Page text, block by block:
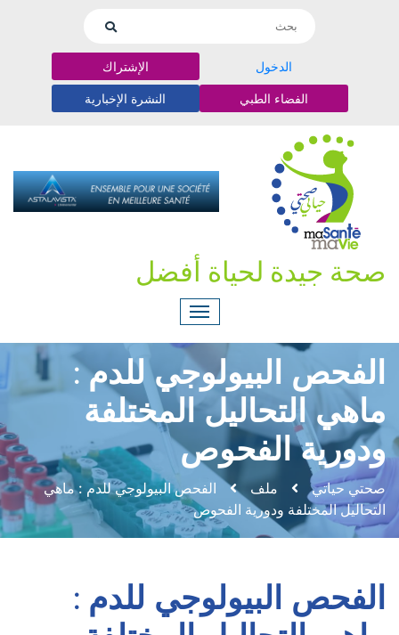
الدخول الإشتراك
الفضاء الطبي النشرة الإخبارية
صحة جيدة لحياة أفضل
الفحص البيولوجي للدم :
ماهي التحاليل المختلفة
ودورية الفحوص
صحتي حياتي ملف
الفحص البيولوجي للدم : ماهي
التحاليل المختلفة ودورية الفحوص
الفحص البيولوجي للدم :